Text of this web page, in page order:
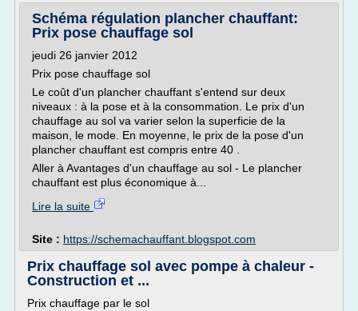
Schéma régulation plancher chauffant:
Prix pose chauffage sol
jeudi 26 janvier 2012
Prix pose chauffage sol
Le coût d'un plancher chauffant s'entend sur deux
niveaux : à la pose et à la consommation. Le prix d'un
chauffage au sol va varier selon la superficie de la
maison, le mode. En moyenne, le prix de la pose d'un
plancher chauffant est compris entre 40 .
Aller à Avantages d'un chauffage au sol - Le plancher
chauffant est plus économique à...
Lire la suite
Site : https://schemachauffant.blogspot.com
Prix chauffage sol avec pompe à chaleur -
Construction et ...
Prix chauffage par le sol